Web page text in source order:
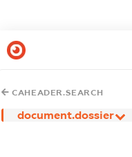
CAHEADER.SEARCH
document.dossier